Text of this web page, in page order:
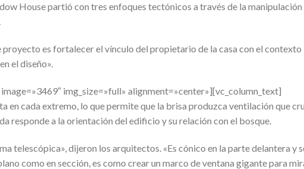
House partió con tres enfoques tectónicos a través de la manipulación
es fortalecer el vínculo del propietario de la casa con el contexto
el diseño».
img_size=»full» alignment=»center»][vc_column_text]
en cada extremo, lo que permite que la brisa produzca ventilación que
responde a la orientación del edificio y su relación con el bosque.
telescópica», dijeron los arquitectos. «Es cónico en la parte delantera y
como en sección, es como crear un marco de ventana gigante para